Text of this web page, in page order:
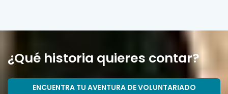
¿Qué historia quieres contar?
ENCUENTRA TU AVENTURA DE VOLUNTARIADO